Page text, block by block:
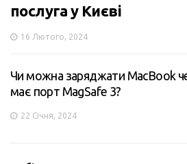
послуга у Києві
16 Лютого, 2024
Чи можна заряджати MacBook
має порт MagSafe 3?
22 Січня, 2024